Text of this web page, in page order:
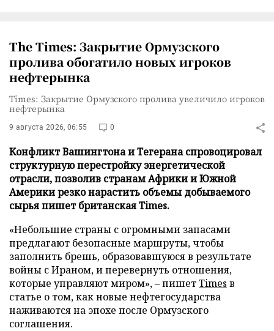
The Times: Закрытие Ормузского
пролива обогатило новых игроков
нефтерынка
Times: Закрытие Ормузского пролива увеличило игроков
нефтерынка
9 августа 2026, 06:55 0
Конфликт Вашингтона и Тегерана спровоцировал
структурную перестройку энергетической
отрасли, позволив странам Африки и Южной
Америки резко нарастить объемы добываемого
сырья пишет британская Times.
«Небольшие страны с огромными запасами
предлагают безопасные маршруты, чтобы
заполнить брешь, образовавшуюся в результате
войны с Ираном, и перевернуть отношения,
которые управляют миром», – пишетTimes в
статье о том, как новые нефтегосударства
наживаются на эпохе после Ормузского
соглашения.